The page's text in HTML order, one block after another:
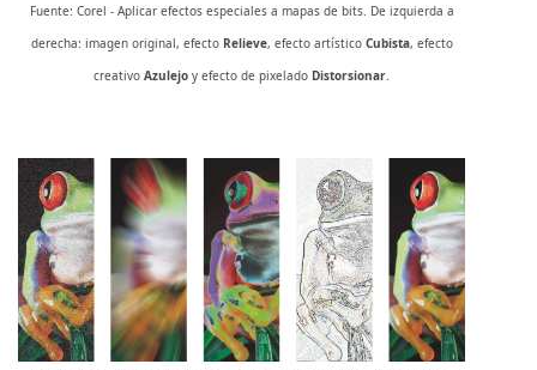
Fuente: Corel - Aplicar efectos especiales a mapas de bits. De izquierda a
derecha: imagen original, efecto Relieve, efecto artístico Cubista, efecto
creativo Azulejo y efecto de pixelado Distorsionar